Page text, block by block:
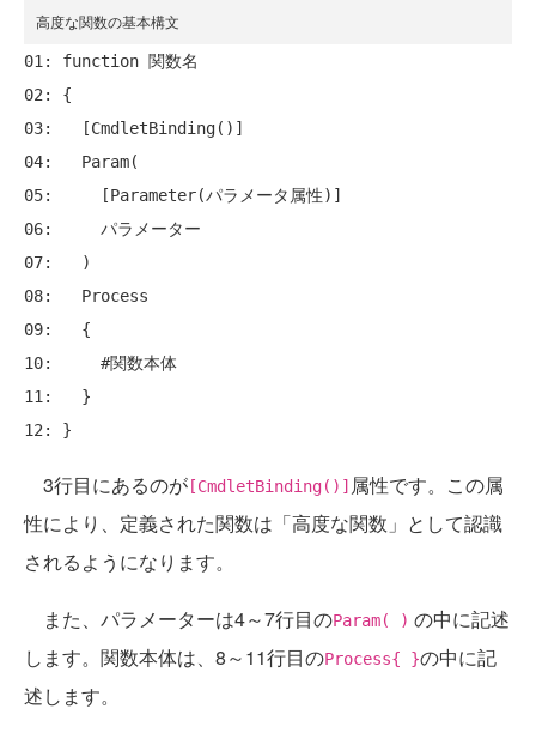
高度な関数の基本構文
01: function 関数名
02: {
03:   [CmdletBinding()]
04:   Param(
05:     [Parameter(パラメータ属性)]
06:     パラメーター
07:   )
08:   Process
09:   {
10:     #関数本体
11:   }
3行目にあるのが [CmdletBinding()] 属性です。この属
性により、定義された関数は「高度な関数」として認識
されるようになります。
また、パラメーターは4～7行目のParam( ) の中に記述
します。関数本体は、8～11行目のProcess{ }の中に記
述します。